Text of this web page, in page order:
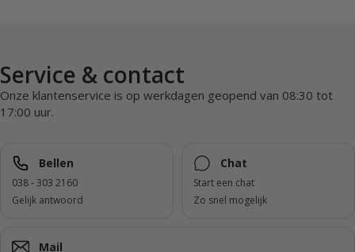
Service & contact
Onze klantenservice is op werkdagen geopend van 08:30 tot
17:00 uur.
Bellen
038 - 303 2160
Gelijk antwoord
Chat
Start een chat
Zo snel mogelijk
Mail